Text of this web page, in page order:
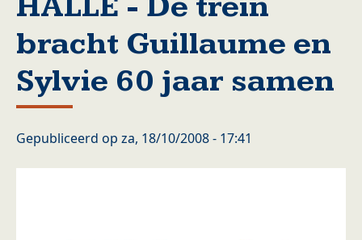
bracht Guillaume en
Sylvie 60 jaar samen
Gepubliceerd op za, 18/10/2008 - 17:41